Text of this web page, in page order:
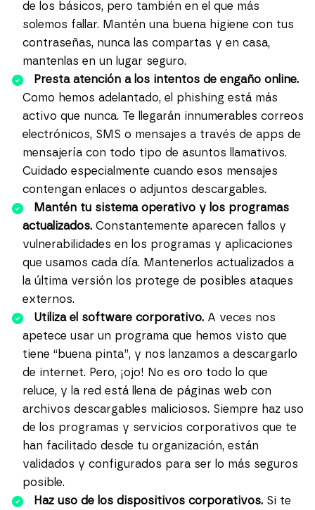
de los básicos, pero también en el que más
solemos fallar. Mantén una buena higiene con tus
contraseñas, nunca las compartas y en casa,
mantenlas en un lugar seguro.
Presta atención a los intentos de engaño online.
Como hemos adelantado, el phishing está más
activo que nunca. Te llegarán innumerables correos
electrónicos, SMS o mensajes a través de apps de
mensajería con todo tipo de asuntos llamativos.
Cuidado especialmente cuando esos mensajes
contengan enlaces o adjuntos descargables.
Mantén tu sistema operativo y los programas
actualizados. Constantemente aparecen fallos y
vulnerabilidades en los programas y aplicaciones
que usamos cada día. Mantenerlos actualizados a
la última versión los protege de posibles ataques
externos.
Utiliza el software corporativo. A veces nos
apetece usar un programa que hemos visto que
tiene “buena pinta”, y nos lanzamos a descargarlo
de internet. Pero, ¡ojo! No es oro todo lo que
reluce, y la red está llena de páginas web con
archivos descargables maliciosos. Siempre haz uso
de los programas y servicios corporativos que te
han facilitado desde tu organización, están
validados y configurados para ser lo más seguros
posible.
Haz uso de los dispositivos corporativos. Si te